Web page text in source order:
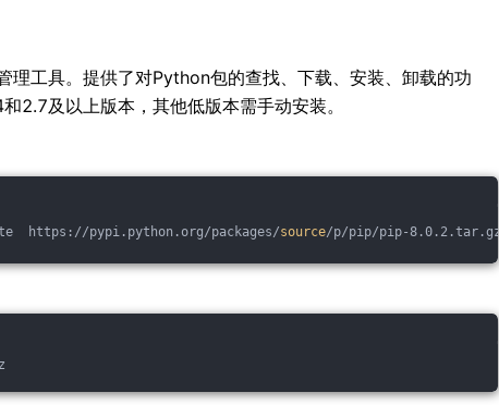
理工具。提供了对Python包的查找、下载、安装、卸载的功
2.7及以上版本，其他低版本需手动安装。
https://pypi.python.org/packages/source/p/pip/pip-8.0.2.tar.gz